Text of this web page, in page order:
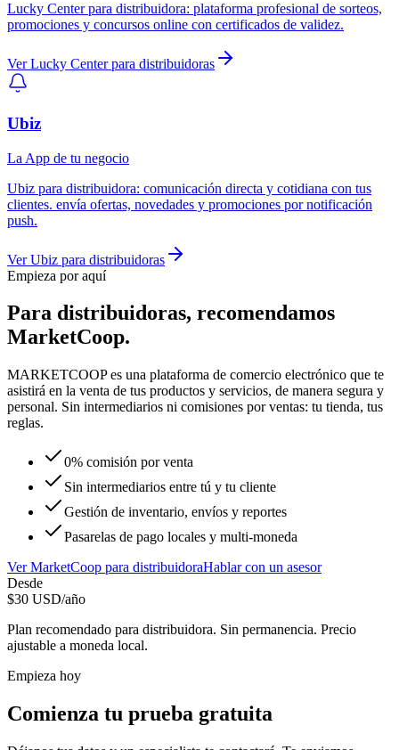
Lucky Centerpara distribuidora: plataforma profesional de sorteos,
promociones y concursos online con certificados de validez.
VerLucky Centerpara distribuidoras
Ubiz
La App de tu negocio
Ubiz para distribuidora: comunicación directa y cotidiana con tus
clientes. envía ofertas, novedades y promociones por notificación
push.
VerUbiz para distribuidoras
Empieza por aquí
Para distribuidoras, recomendamos
MarketCoop.
MARKETCOOP es una plataforma de comercio electrónico que te
asistirá en la venta de tus productos y servicios, de manera segura y
personal. Sin intermediarios ni comisiones por ventas: tu tienda, tus
reglas.
0% comisión por venta
Sin intermediarios entre tú y tu cliente
Gestión de inventario, envíos y reportes
Pasarelas de pago locales y multi-moneda
VerMarketCoop para distribuidoraHablar con un asesor
Desde
$30 USD/año
Plan recomendado para distribuidora. Sin permanencia. Precio
ajustable a moneda local.
Empieza hoy
Comienza tu prueba gratuita